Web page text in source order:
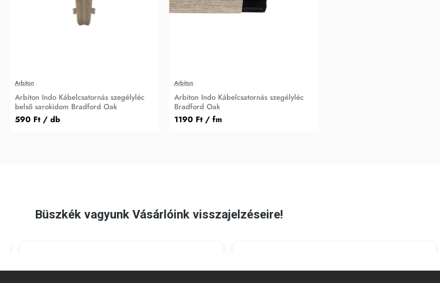
Arbiton
Arbiton Indo Kábelcsatornás szegélyléc
belső sarokidom Bradford Oak
590 Ft / db
Arbiton
Arbiton Indo Kábelcsatornás szegélyléc
Bradford Oak
1190 Ft / fm